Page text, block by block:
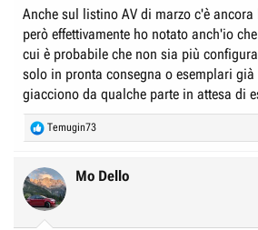
Anche sul listino AV di marzo c'è
però effettivamente ho notato anch'io
cui è probabile che non sia più
solo in pronta consegna o esemplari
giacciono da qualche parte in attesa di
R
e
c
t
i
Temugin73
Mo Dello